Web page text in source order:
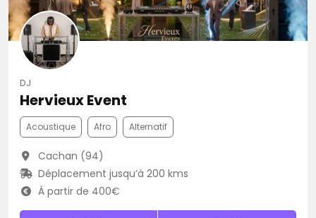
DJ
Hervieux Event
Acoustique Afro Alternatif
Cachan (94)
Déplacement jusqu’à 200 kms
À partir de 400€